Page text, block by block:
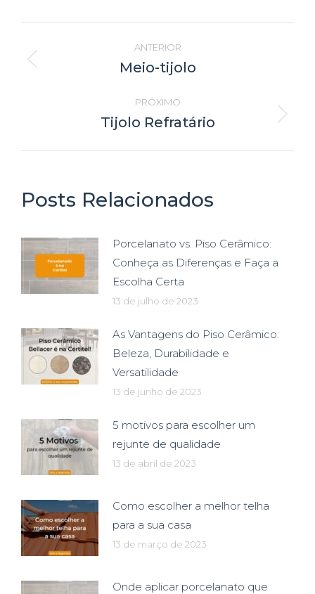
Navegação
de
ANTERIOR
Post
Meio-tijolo
PRÓXIMO
Próximo
Tijolo Refratário
Posts Relacionados
Porcelanato vs. Piso Cerâmico:
Conheça as Diferenças e Faça a
Escolha Certa
13 de julho de 2023
As Vantagens do Piso Cerâmico:
Beleza, Durabilidade e
Versatilidade
13 de junho de 2023
5 motivos para escolher um
rejunte de qualidade
13 de abril de 2023
Como escolher a melhor telha
para a sua casa
13 de março de 2023
Onde aplicar porcelanato que